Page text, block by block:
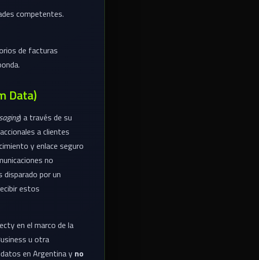
competentes.
de facturas
Data)
) a través de su
a clientes
y enlace seguro
no
por un
estos
en el marco de la
u otra
en Argentina y no